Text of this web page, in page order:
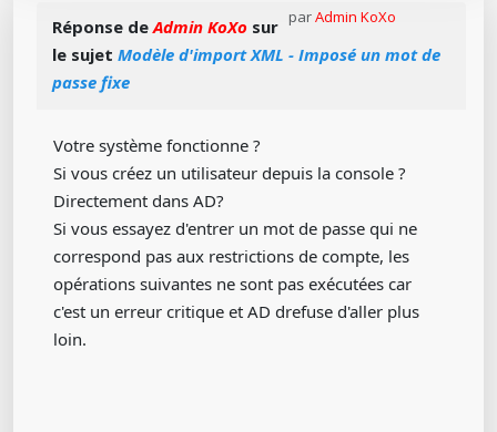
parAdmin KoXo
Réponse deAdmin KoXo sur
le sujet Modèle d'import XML - Imposé un mot de
passe fixe
Votre système fonctionne ?
Si vous créez un utilisateur depuis la console ?
Directement dans AD?
Si vous essayez d'entrer un mot de passe qui ne
correspond pas aux restrictions de compte, les
opérations suivantes ne sont pas exécutées car
c'est un erreur critique et AD drefuse d'aller plus
loin.